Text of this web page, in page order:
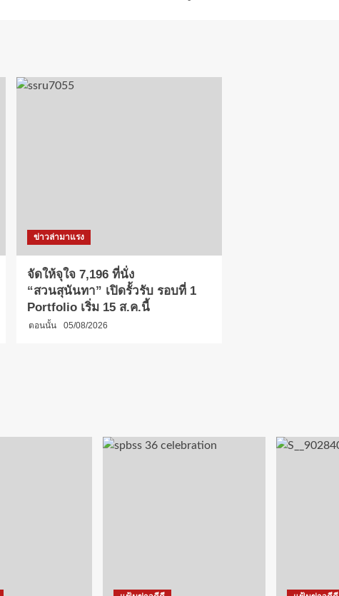
ข่าวล่ามาแรง
จัดให้จุใจ 7,196 ที่นั่ง
“สวนสุนันทา” เปิดรั้วรับ รอบที่ 1
Portfolio เริ่ม 15 ส.ค.นี้
ตอนนั้น 05/08/2026